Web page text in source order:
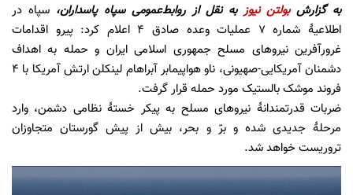
به گزارشبولتن نیوزبه نقل از روابط‌عمومی سپاه پاسداران، سپاه در
اطلاعیهٔ شماره ۷ عملیات وعده صادق ۴ اعلام کرد: پیرو اقدامات
غرورآفرین نیروهای مسلح جمهوری اسلامی ایران و حمله به اهداف
دشمنان آمریکایی-صهیونی، ناو هواپیمابر آبراهام لینکلن ارتش آمریکا با ۴
فروند موشک بالستیک مورد حمله قرار گرفت.
ضربات قدرتمندانهٔ نیروهای مسلح به پیکر خستهٔ نظامی دشمن، وارد
مرحلهٔ جدیدی شده و برّ و بحر، بیش از پیش گورستان متجاوزان
تروریست خواهد شد.